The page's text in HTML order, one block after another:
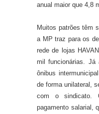
anual maior que 4,8
Muitos patrões têm
a MP traz para os
rede de lojas
mil funcionárias. Já
ônibus
de forma unilateral,
com o sindicato.
pagamento salarial,